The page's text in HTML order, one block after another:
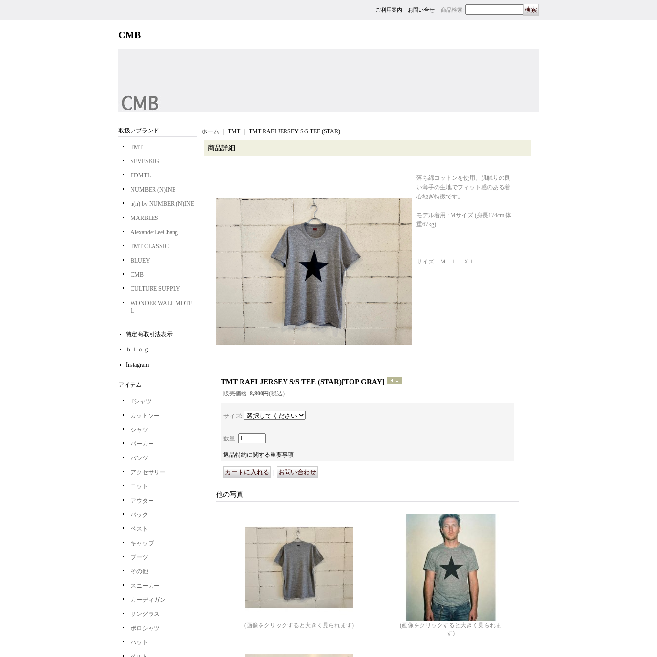
CMB
ご利用案内 ｜ お問い合せ 商品検索:
取扱いブランド
TMT
SEVESKIG
FDMTL
NUMBER (N)INE
n(n) by NUMBER (N)INE
MARBLES
AlexanderLeeChang
TMT CLASSIC
BLUEY
CMB
CULTURE SUPPLY
WONDER WALL MOTE
L
特定商取引法表示
ｂｌｏｇ
Instagram
アイテム
Tシャツ
カットソー
シャツ
パーカー
パンツ
アクセサリー
ニット
アウター
バック
ベスト
キャップ
ブーツ
その他
スニーカー
カーディガン
サングラス
ポロシャツ
ハット
ホーム TMT｜ TMT RAFI JERSEY S/S TEE (STAR)
商品詳細
落ち綿コットンを使用。肌触りの良
い薄手の生地でフィット感のある着
心地ぎ特徴です。
モデル着用 : Mサイズ (身長174cm 体
重67kg)
サイズ Ｍ Ｌ ＸＬ
TMT RAFI JERSEY S/S TEE (STAR)[TOP GRAY]
販売価格: 8,800円(税込)
サイズ:
数量:
返品特約に関する重要事項
他の写真
(画像をクリックすると大きく見られます)
(画像をクリックすると大きく見られま
す)